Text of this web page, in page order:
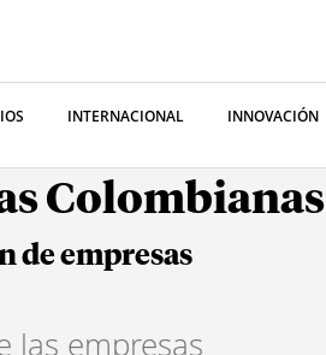
INTERNACIONAL INNOVACIÓN
Colombianas
de empresas